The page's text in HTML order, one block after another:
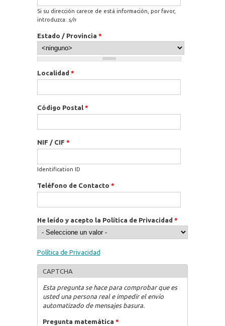
Si su dirección carece de está información, por favor,
introduzca: s/n
Estado / Provincia *
Localidad *
Código Postal *
NIF / CIF *
Identification ID
Teléfono de Contacto *
He leído y acepto la Política de Privacidad *
Política de Privacidad
CAPTCHA
Esta pregunta se hace para comprobar que es
usted una persona real e impedir el envío
automatizado de mensajes basura.
Pregunta matemática *